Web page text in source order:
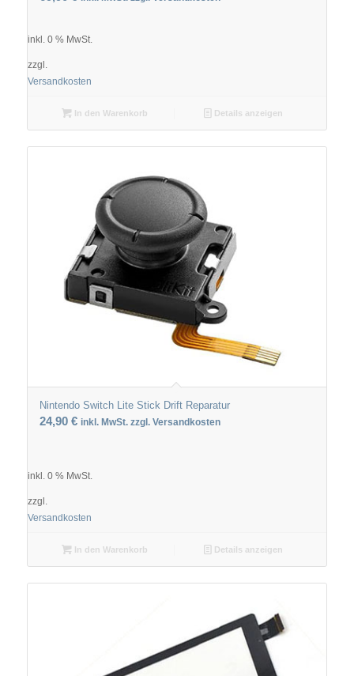
inkl. 0 % MwSt.
zzgl.
Versandkosten
In den Warenkorb Details anzeigen
Nintendo Switch Lite Stick Drift Reparatur
24,90 € inkl. MwSt. zzgl. Versandkosten
inkl. 0 % MwSt.
zzgl.
Versandkosten
In den Warenkorb Details anzeigen